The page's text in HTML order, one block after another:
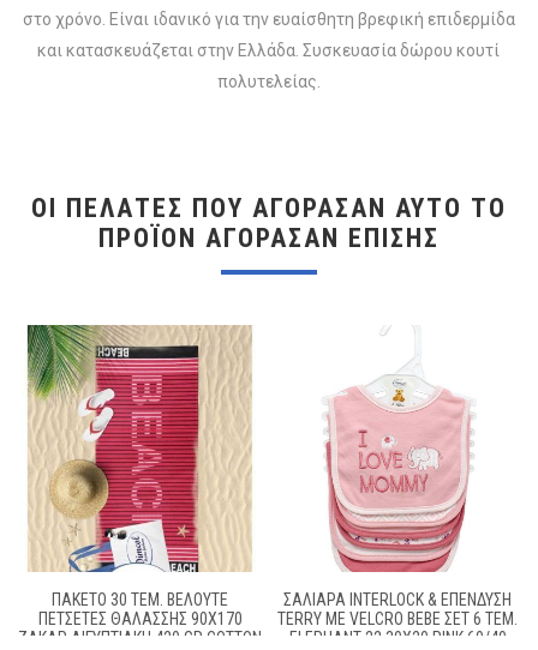
στο χρόνο. Είναι ιδανικό για την ευαίσθητη βρεφική επιδερμίδα
και κατασκευάζεται στην Ελλάδα. Συσκευασία δώρου κουτί
πολυτελείας.
ΟΙ ΠΕΛΆΤΕΣ ΠΟΥ ΑΓΌΡΑΣΑΝ ΑΥΤΌ ΤΟ
ΠΡΟΪΌΝ ΑΓΌΡΑΣΑΝ ΕΠΊΣΗΣ
ΠΑΚΕΤΟ 30 ΤΕΜ. ΒΕΛΟΥΤΕ
ΠΕΤΣΕΤΕΣ ΘΑΛΑΣΣΗΣ 90X170
ΖΑΚΑΡ ΑΙΓΥΠΤΙΑΚΗ 420 GR COTTON
ΣΑΛΙΆΡΑ INTERLOCK & ΕΠΈΝΔΥΣΗ
TERRY ΜΕ VELCRO BEBE ΣΕΤ 6 ΤΕΜ.
ELEPHANT 22 30X20 PINK 60/40